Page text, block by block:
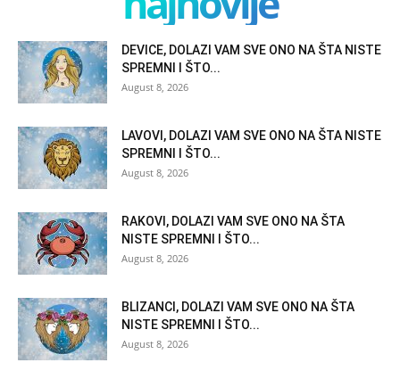
DEVICE, DOLAZI VAM SVE ONO NA ŠTA NISTE
SPREMNI I ŠTO...
August 8, 2026
LAVOVI, DOLAZI VAM SVE ONO NA ŠTA NISTE
SPREMNI I ŠTO...
August 8, 2026
RAKOVI, DOLAZI VAM SVE ONO NA ŠTA
NISTE SPREMNI I ŠTO...
August 8, 2026
BLIZANCI, DOLAZI VAM SVE ONO NA ŠTA
NISTE SPREMNI I ŠTO...
August 8, 2026